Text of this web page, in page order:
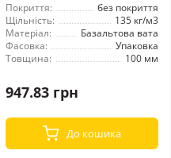
Покриття:
без покриття
Щільність:
135 кг/м3
Матеріал:
Базальтова вата
Фасовка:
Упаковка
Товщина:
100 мм
947.83 грн
До кошика